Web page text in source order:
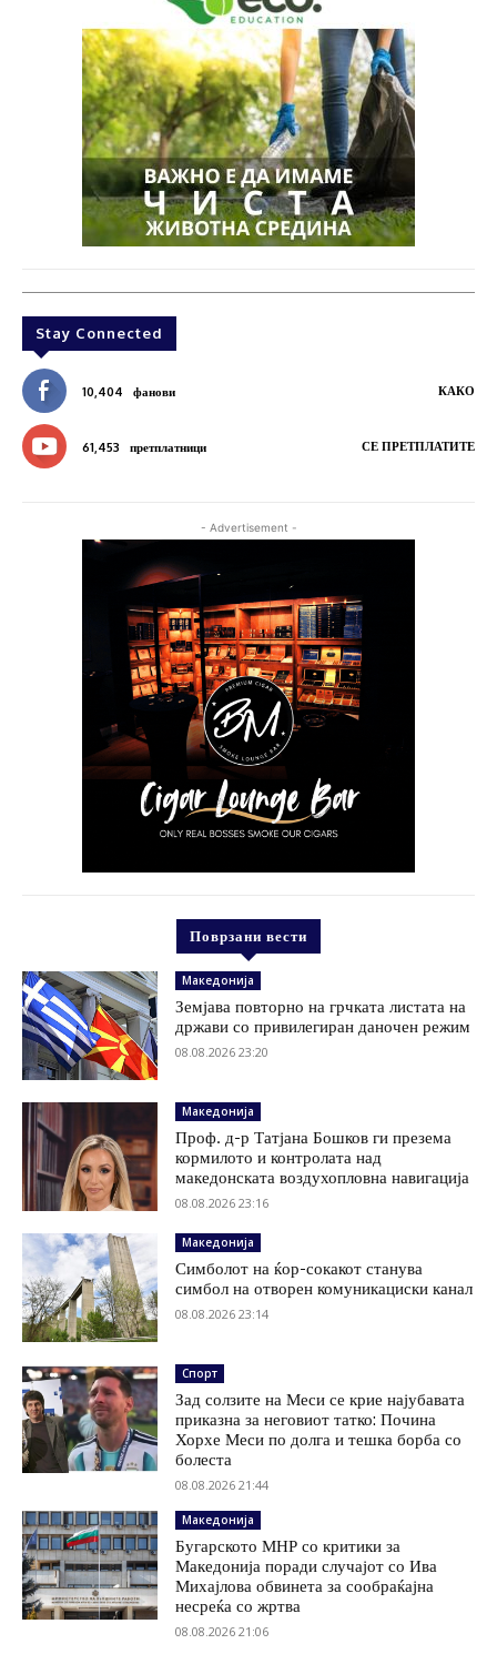
Stay Connected
10,404 фанови КАКО
61,453 претплатници СЕ ПРЕТПЛАТИТЕ
- Advertisement -
Поврзани вести
Македонија
Земјава повторно на грчката листата на
држави со привилегиран даночен режим
08.08.2026 23:20
Македонија
Проф. д-р Татјана Бошков ги презема
кормилото и контролата над
македонската воздухопловна навигација
08.08.2026 23:16
Македонија
Симболот на ќор-сокакот станува
симбол на отворен комуникациски канал
08.08.2026 23:14
Спорт
Зад солзите на Меси се крие најубавата
приказна за неговиот татко: Почина
Хорхе Меси по долга и тешка борба со
болеста
08.08.2026 21:44
Македонија
Бугарското МНР со критики за
Македонија поради случајот со Ива
Михајлова обвинета за сообраќајна
несреќа со жртва
08.08.2026 21:06